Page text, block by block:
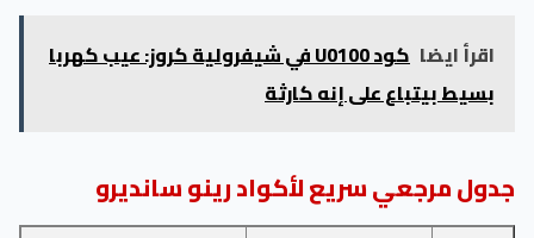
اقرأ ايضا
كود U0100 في شيفرولية كروز: عيب كهربا
بسيط بيتباع على إنه كارثة
جدول مرجعي سريع لأكواد رينو سانديرو